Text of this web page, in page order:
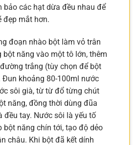
bảo các hạt dừa đều nhau để
đẹp mắt hơn.
đoạn nhào bột làm vỏ trân
bột năng vào một tô lớn, thêm
trắng (tùy chọn để bột
Đun khoảng 80-100ml nước
sôi già, từ từ đổ từng chút
năng, đồng thời dùng đũa
đều tay. Nước sôi là yếu tố
bột năng chín tới, tạo độ dẻo
châu. Khi bột đã kết dính